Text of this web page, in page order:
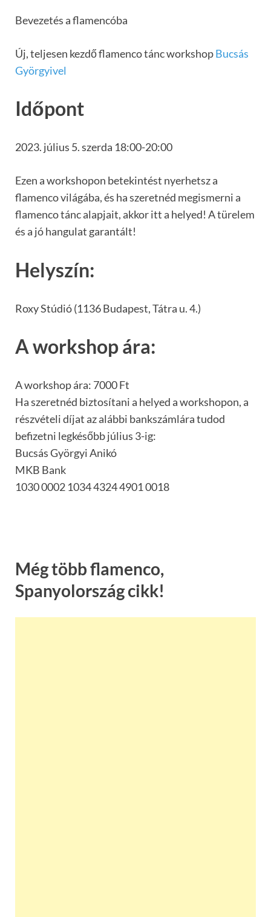
Bevezetés a flamencóba
Új, teljesen kezdő flamenco tánc workshopBucsás
Györgyivel
Időpont
2023. július 5. szerda 18:00-20:00
Ezen a workshopon betekintést nyerhetsz a
flamenco világába, és ha szeretnéd megismerni a
flamenco tánc alapjait, akkor itt a helyed! A türelem
és a jó hangulat garantált!
Helyszín:
Roxy Stúdió (1136 Budapest, Tátra u. 4.)
A workshop ára:
A workshop ára: 7000 Ft
Ha szeretnéd biztosítani a helyed a workshopon, a
részvételi díjat az alábbi bankszámlára tudod
befizetni legkésőbb július 3-ig:
Bucsás Györgyi Anikó
MKB Bank
1030 0002 1034 4324 4901 0018
Még több flamenco,
Spanyolország cikk!